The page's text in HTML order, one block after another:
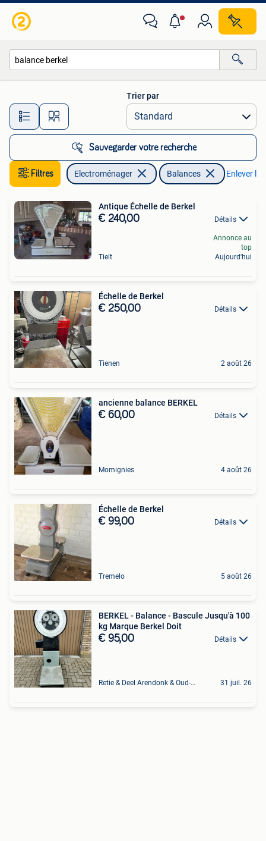
Toutes les distances…
Trier par
Sauvegarder votre recherche
Filtres Electroménager Balances Enlever
Antique Échelle de Berkel
€ 240,00 Détails
Tielt
Annonce au
top
Aujourd'hui
Échelle de Berkel
€ 250,00 Détails
Tienen 2 août 26
ancienne balance BERKEL
€ 60,00 Détails
Momignies 4 août 26
Échelle de Berkel
€ 99,00 Détails
Tremelo 5 août 26
BERKEL - Balance - Bascule Jusqu'à 100
kg Marque Berkel Doit
€ 95,00 Détails
Retie & Deel Arendonk & Oud-Turnhout 31 juil. 26